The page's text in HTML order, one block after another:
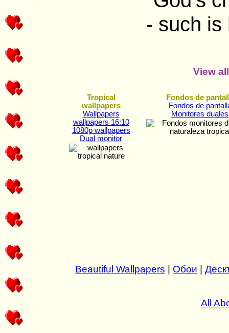
View
Tropical
wallpapers
Wallpapers
wallpapers 16:10
1080p wallpapers
Dual monitor
Fondos de
Fondos de
Monitores duales
Beautiful Wallpapers Обои |
All